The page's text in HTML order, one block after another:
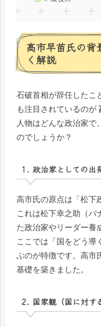
高市早苗氏の背
く解説
石破首相が辞任したこ
も注目されているのが
人物はどんな政治家で
のでしょうか？
1. 政治家としての出
高市氏の原点は「松下
これは松下幸之助（パ
た政治家やリーダー養
ここでは「国をどう導
ぶのが特徴です。高市
基礎を築きました。
2. 国家観（国に対す